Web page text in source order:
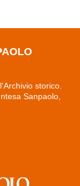
storico.
Sanpaolo,